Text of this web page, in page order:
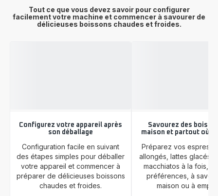
Tout ce que vous devez savoir pour configurer
facilement votre machine et commencer à savourer de
délicieuses boissons chaudes et froides.
Configurez votre appareil après
son déballage
Configuration facile en suivant
des étapes simples pour déballer
votre appareil et commencer à
préparer de délicieuses boissons
chaudes et froides.
Savourez des
maison et partout où
Préparez vos
allongés, lattes glacés
macchiatos à la fois,
préférences, à
maison ou à